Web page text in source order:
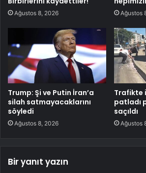
Ağustos 8, 2026 Ağustos
Trump: Şi ve Putin İran’a
silah satmayacaklarını
söyledi
Ağustos 8, 2026
Trafikte
patladı
saçıldı
Ağustos
Bir yanıt yazın